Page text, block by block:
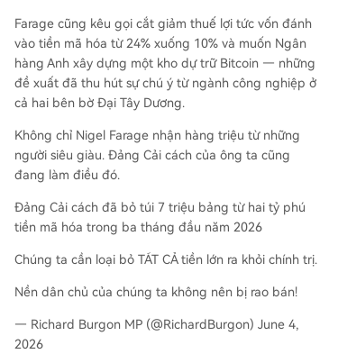
Farage cũng kêu gọi cắt giảm thuế lợi tức vốn đánh
vào tiền mã hóa từ 24% xuống 10% và muốn Ngân
hàng Anh xây dựng một kho dự trữ Bitcoin — những
đề xuất đã thu hút sự chú ý từ ngành công nghiệp ở
cả hai bên bờ Đại Tây Dương.
Không chỉ Nigel Farage nhận hàng triệu từ những
người siêu giàu. Đảng Cải cách của ông ta cũng
đang làm điều đó.
Đảng Cải cách đã bỏ túi 7 triệu bảng từ hai tỷ phú
tiền mã hóa trong ba tháng đầu năm 2026
Chúng ta cần loại bỏ TẤT CẢ tiền lớn ra khỏi chính trị.
Nền dân chủ của chúng ta không nên bị rao bán!
— Richard Burgon MP (@RichardBurgon) June 4,
2026